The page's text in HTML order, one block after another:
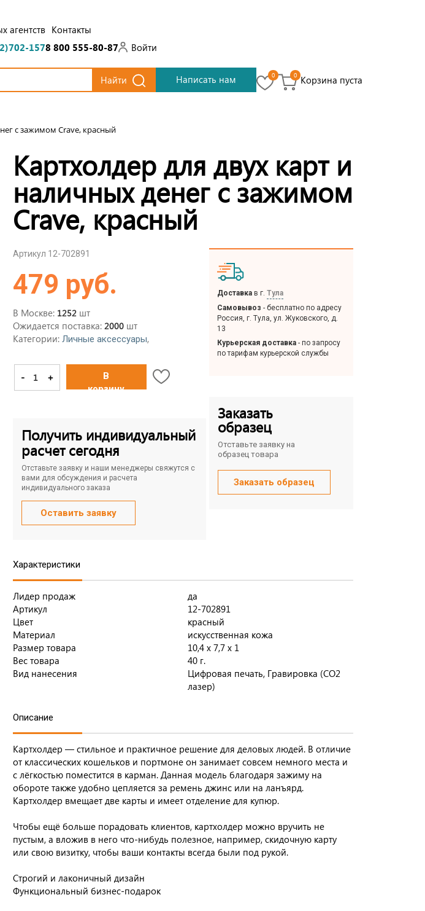
агентств Контакты
1578 800 555-80-87 Войти
Найти Написать нам 0 0 Корзина пуста
с зажимом Crave, красный
Картхолдер для двух карт и
наличных денег с зажимом
Crave, красный
Артикул 12-702891
479 руб.
В Москве: 1252 шт
Ожидается поставка: 2000 шт
Категории: Личные аксессуары,
- +
В
корзину
Получить индивидуальный
расчет сегодня
Отставьте заявку и наши менеджеры свяжутся с
вами для обсуждения и расчета
индивидуального заказа
Оставить заявку
Доставка в г. Тула
Самовывоз - бесплатно по адресу
Россия, г. Тула, ул. Жуковского, д.
13
Курьерская доставка - по запросу
по тарифам курьерской службы
Заказать
образец
Отставьте заявку на
образец товара
Заказать образец
Характеристики
Лидер продаж
да
Артикул
12-702891
Цвет
красный
Материал
искусственная кожа
Размер товара
10,4 х 7,7 х 1
Вес товара
40 г.
Вид нанесения
Цифровая печать, Гравировка (CO2
лазер)
Описание
Картхолдер — стильное и практичное решение для деловых людей. В отличие
от классических кошельков и портмоне он занимает совсем немного места и
с лёгкостью поместится в карман. Данная модель благодаря зажиму на
обороте также удобно цепляется за ремень джинс или на ланъярд.
Картхолдер вмещает две карты и имеет отделение для купюр.
Чтобы ещё больше порадовать клиентов, картхолдер можно вручить не
пустым, а вложив в него что-нибудь полезное, например, скидочную карту
или свою визитку, чтобы ваши контакты всегда были под рукой.
Строгий и лаконичный дизайн
Функциональный бизнес-подарок